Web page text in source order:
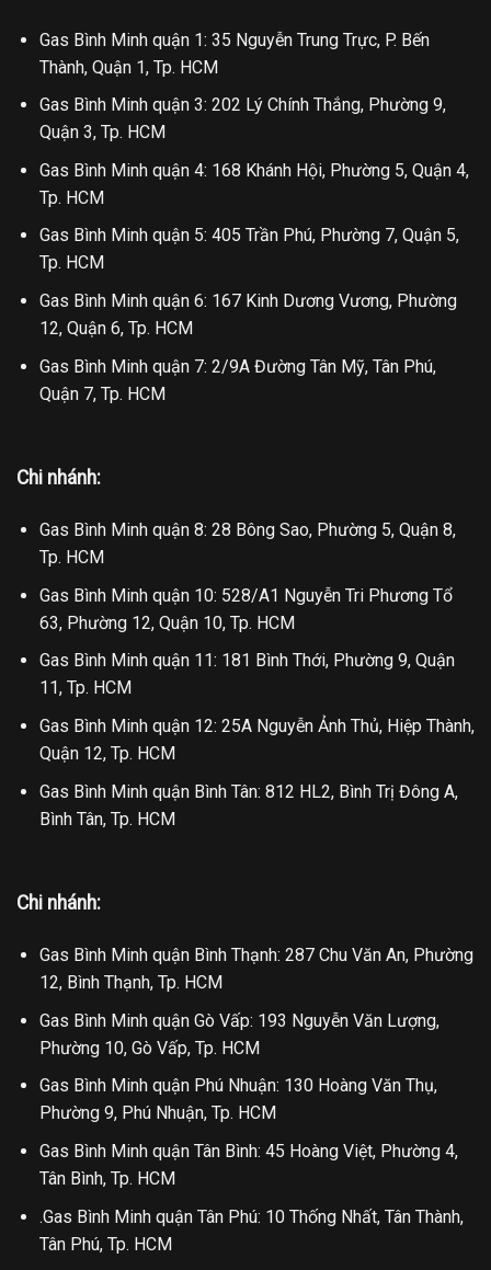
Gas Bình Minh quận 1: 35 Nguyễn Trung Trực, P. Bến
Thành, Quận 1, Tp. HCM
Gas Bình Minh quận 3: 202 Lý Chính Thắng, Phường 9,
Quận 3, Tp. HCM
Gas Bình Minh quận 4: 168 Khánh Hội, Phường 5, Quận 4,
Tp. HCM
Gas Bình Minh quận 5: 405 Trần Phú, Phường 7, Quận 5,
Tp. HCM
Gas Bình Minh quận 6: 167 Kinh Dương Vương, Phường
12, Quận 6, Tp. HCM
Gas Bình Minh quận 7: 2/9A Đường Tân Mỹ, Tân Phú,
Quận 7, Tp. HCM
Chi nhánh:
Gas Bình Minh quận 8: 28 Bông Sao, Phường 5, Quận 8,
Tp. HCM
Gas Bình Minh quận 10: 528/A1 Nguyễn Tri Phương Tổ
63, Phường 12, Quận 10, Tp. HCM
Gas Bình Minh quận 11: 181 Bình Thới, Phường 9, Quận
11, Tp. HCM
Gas Bình Minh quận 12: 25A Nguyễn Ảnh Thủ, Hiệp Thành,
Quận 12, Tp. HCM
Gas Bình Minh quận Bình Tân: 812 HL2, Bình Trị Đông A,
Bình Tân, Tp. HCM
Chi nhánh:
Gas Bình Minh quận Bình Thạnh: 287 Chu Văn An, Phường
12, Bình Thạnh, Tp. HCM
Gas Bình Minh quận Gò Vấp: 193 Nguyễn Văn Lượng,
Phường 10, Gò Vấp, Tp. HCM
Gas Bình Minh quận Phú Nhuận: 130 Hoàng Văn Thụ,
Phường 9, Phú Nhuận, Tp. HCM
Gas Bình Minh quận Tân Bình: 45 Hoàng Việt, Phường 4,
Tân Bình, Tp. HCM
.Gas Bình Minh quận Tân Phú: 10 Thống Nhất, Tân Thành,
Tân Phú, Tp. HCM